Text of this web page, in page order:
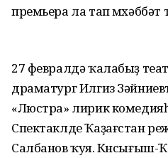
премьера ла тап
27 февралдә ҡалабыҙ
драматург Илгиз
«Люстра» лирик
Спектаклде Ҡаҙағстан
Салбанов ҡуя. Көнсығыш-